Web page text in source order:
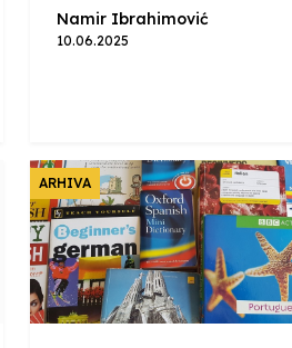
Namir Ibrahimović
10.06.2025
ARHIVA